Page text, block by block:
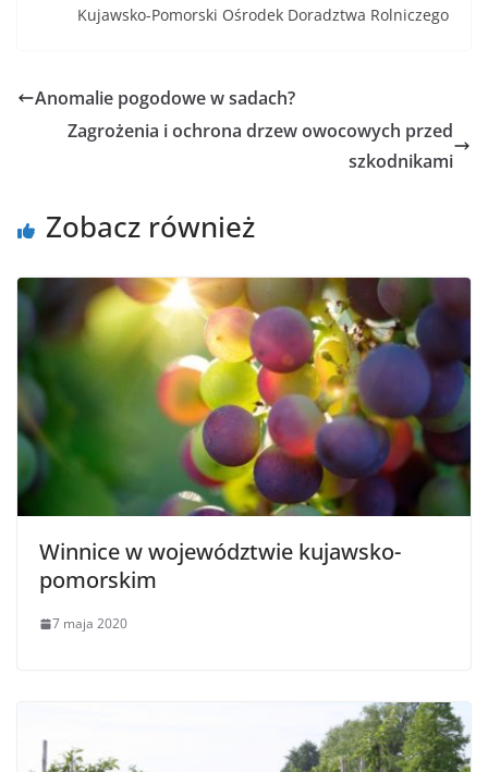
Kujawsko-Pomorski Ośrodek Doradztwa Rolniczego
Anomalie pogodowe w sadach?
Zagrożenia i ochrona drzew owocowych przed
szkodnikami
Zobacz również
Winnice w województwie kujawsko-
pomorskim
7 maja 2020